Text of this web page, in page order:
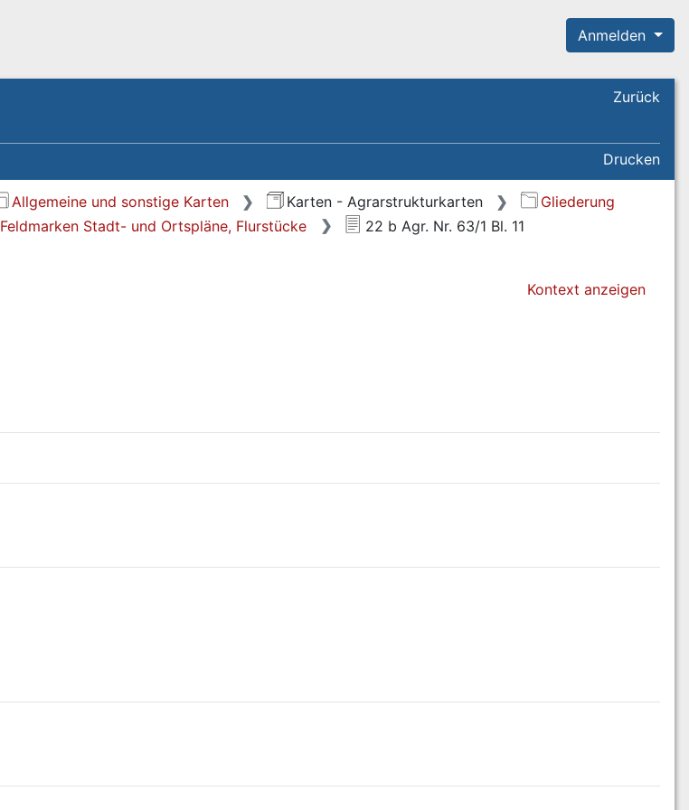
Anmelden
Zurück
Drucken
Allgemeine und sonstige Karten Karten - Agrarstrukturkarten
Gliederung
Feldmarken Stadt- und Ortspläne, Flurstücke 22 b Agr. Nr. 63/1 Bl. 11
Kontext anzeigen